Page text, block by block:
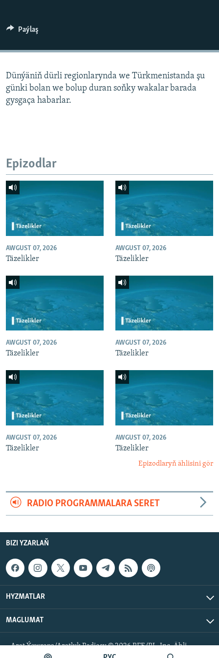
Paýlaş
Dünýäniň dürli regionlarynda we Türkmenistanda şu
günki bolan we bolup duran soňky wakalar barada
gysgaça habarlar.
Epizodlar
AWGUST 07, 2026
Täzelikler
AWGUST 07, 2026
Täzelikler
AWGUST 07, 2026
Täzelikler
AWGUST 07, 2026
Täzelikler
AWGUST 07, 2026
Täzelikler
AWGUST 07, 2026
Täzelikler
Epizodlaryň ählisini gör
RADIO PROGRAMMALARA SERET
BIZI YZARLAŇ
HYZMATLAR
MAGLUMAT
Azat Ýewropa/Azatlyk Radiosy © 2026 RFE/RL, Inc. Ähli
hukuklar goralan.